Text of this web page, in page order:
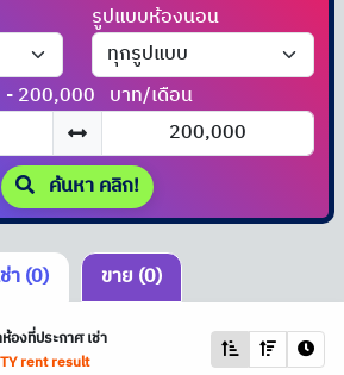
รูปแบบห้องนอน
- 200,000 บาท/เดือน
ค้นหา คลิก!
า (0) ขาย (0)
องที่ประกาศ เช่า
rent result